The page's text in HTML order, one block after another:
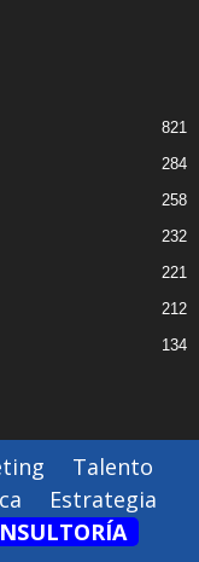
821
284
258
232
221
212
134
Talento
Estrategia